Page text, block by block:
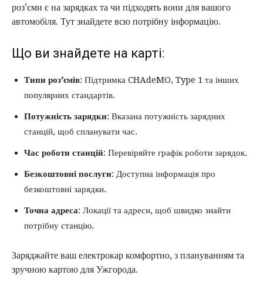
роз’єми є на зарядках та чи підходять вони для вашого
автомобіля. Тут знайдете всю потрібну інформацію.
Що ви знайдете на карті:
Типи роз’ємів: Підтримка CHAdeMO, Type 1 та інших
популярних стандартів.
Потужність зарядки: Вказана потужність зарядних
станцій, щоб спланувати час.
Час роботи станцій: Перевіряйте графік роботи зарядок.
Безкоштовні послуги: Доступна інформація про
безкоштовні зарядки.
Точна адреса: Локації та адреси, щоб швидко знайти
потрібну станцію.
Заряджайте ваш електрокар комфортно, з плануванням та
зручною картою для Ужгорода.